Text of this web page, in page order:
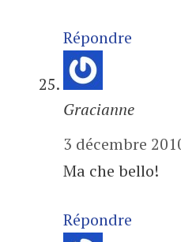
Répondre
Gracianne
3 décembre
Ma che bello!
Répondre